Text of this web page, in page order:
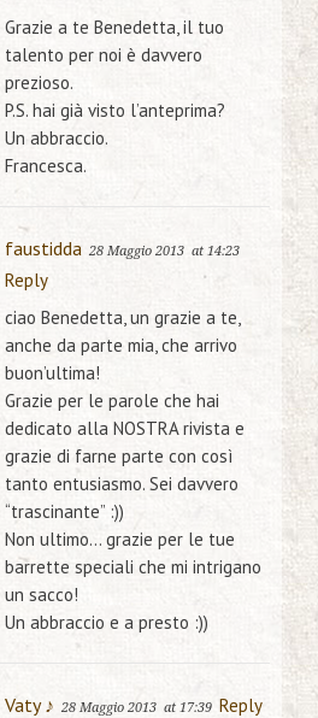
Grazie a te Benedetta, il tuo
talento per noi è davvero
prezioso.
P.S. hai già visto l’anteprima?
Un abbraccio.
Francesca.
faustidda 28 Maggio 2013 at 14:23
Reply
ciao Benedetta, un grazie a te,
anche da parte mia, che arrivo
buon’ultima!
Grazie per le parole che hai
dedicato alla NOSTRA rivista e
grazie di farne parte con così
tanto entusiasmo. Sei davvero
“trascinante” :))
Non ultimo… grazie per le tue
barrette speciali che mi intrigano
un sacco!
Un abbraccio e a presto :))
Vaty ♪ 28 Maggio 2013 at 17:39 Reply